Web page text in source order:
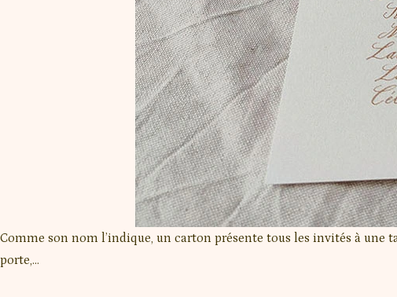
Comme son nom l’indique, un carton présente tous les invités à une
porte,…